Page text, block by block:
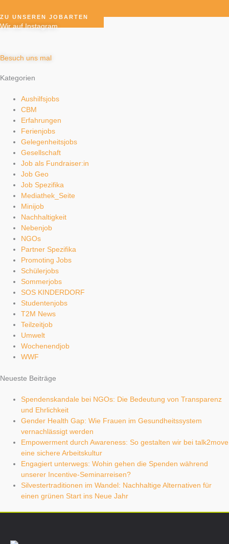
ZU UNSEREN JOBARTEN
Wir auf Instagram
Besuch uns mal
Kategorien
Aushilfsjobs
CBM
Erfahrungen
Ferienjobs
Gelegenheitsjobs
Gesellschaft
Job als Fundraiser:in
Job Geo
Job Spezifika
Mediathek_Seite
Minijob
Nachhaltigkeit
Nebenjob
NGOs
Partner Spezifika
Promoting Jobs
Schülerjobs
Sommerjobs
SOS KINDERDORF
Studentenjobs
T2M News
Teilzeitjob
Umwelt
Wochenendjob
WWF
Neueste Beiträge
Spendenskandale bei NGOs: Die Bedeutung von Transparenz
und Ehrlichkeit
Gender Health Gap: Wie Frauen im Gesundheitssystem
vernachlässigt werden
Empowerment durch Awareness: So gestalten wir bei talk2move
eine sichere Arbeitskultur
Engagiert unterwegs: Wohin gehen die Spenden während
unserer Incentive-Seminarreisen?
Silvestertraditionen im Wandel: Nachhaltige Alternativen für
einen grünen Start ins Neue Jahr